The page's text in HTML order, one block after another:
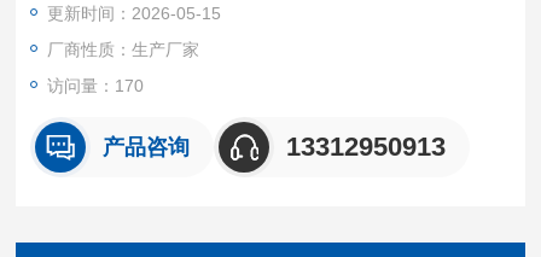
更新时间：2026-05-15
厂商性质：生产厂家
访问量：170
产品咨询 13312950913